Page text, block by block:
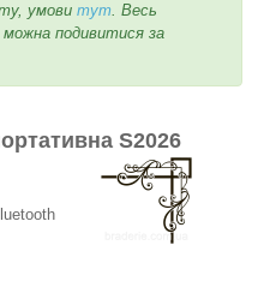
S2026
умови тут. Весь
можна подивитися за